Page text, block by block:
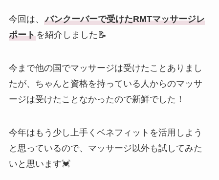
今回は、 バンクーバーで受けたRMTマッサージレ
ポートを紹介しました📝
今まで他の国でマッサージは受けたことありまし
たが、ちゃんと資格を持っている人からのマッサ
ージは受けたことなかったので新鮮でした！
今年はもう少し上手くベネフィットを活用しよう
と思っているので、マッサージ以外も試してみた
いと思います💓